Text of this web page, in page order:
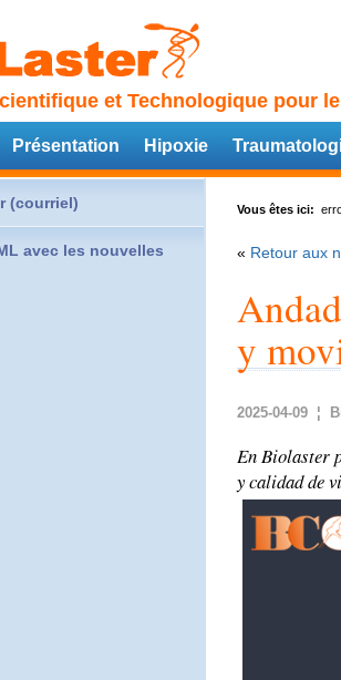
et Technologique pour
Présentation Hipoxie
Vous êtes ici:
« Retour aux
y
2025-04-09 ¦
En Biolaster
y calidad de
(courriel)
avec les nouvelles